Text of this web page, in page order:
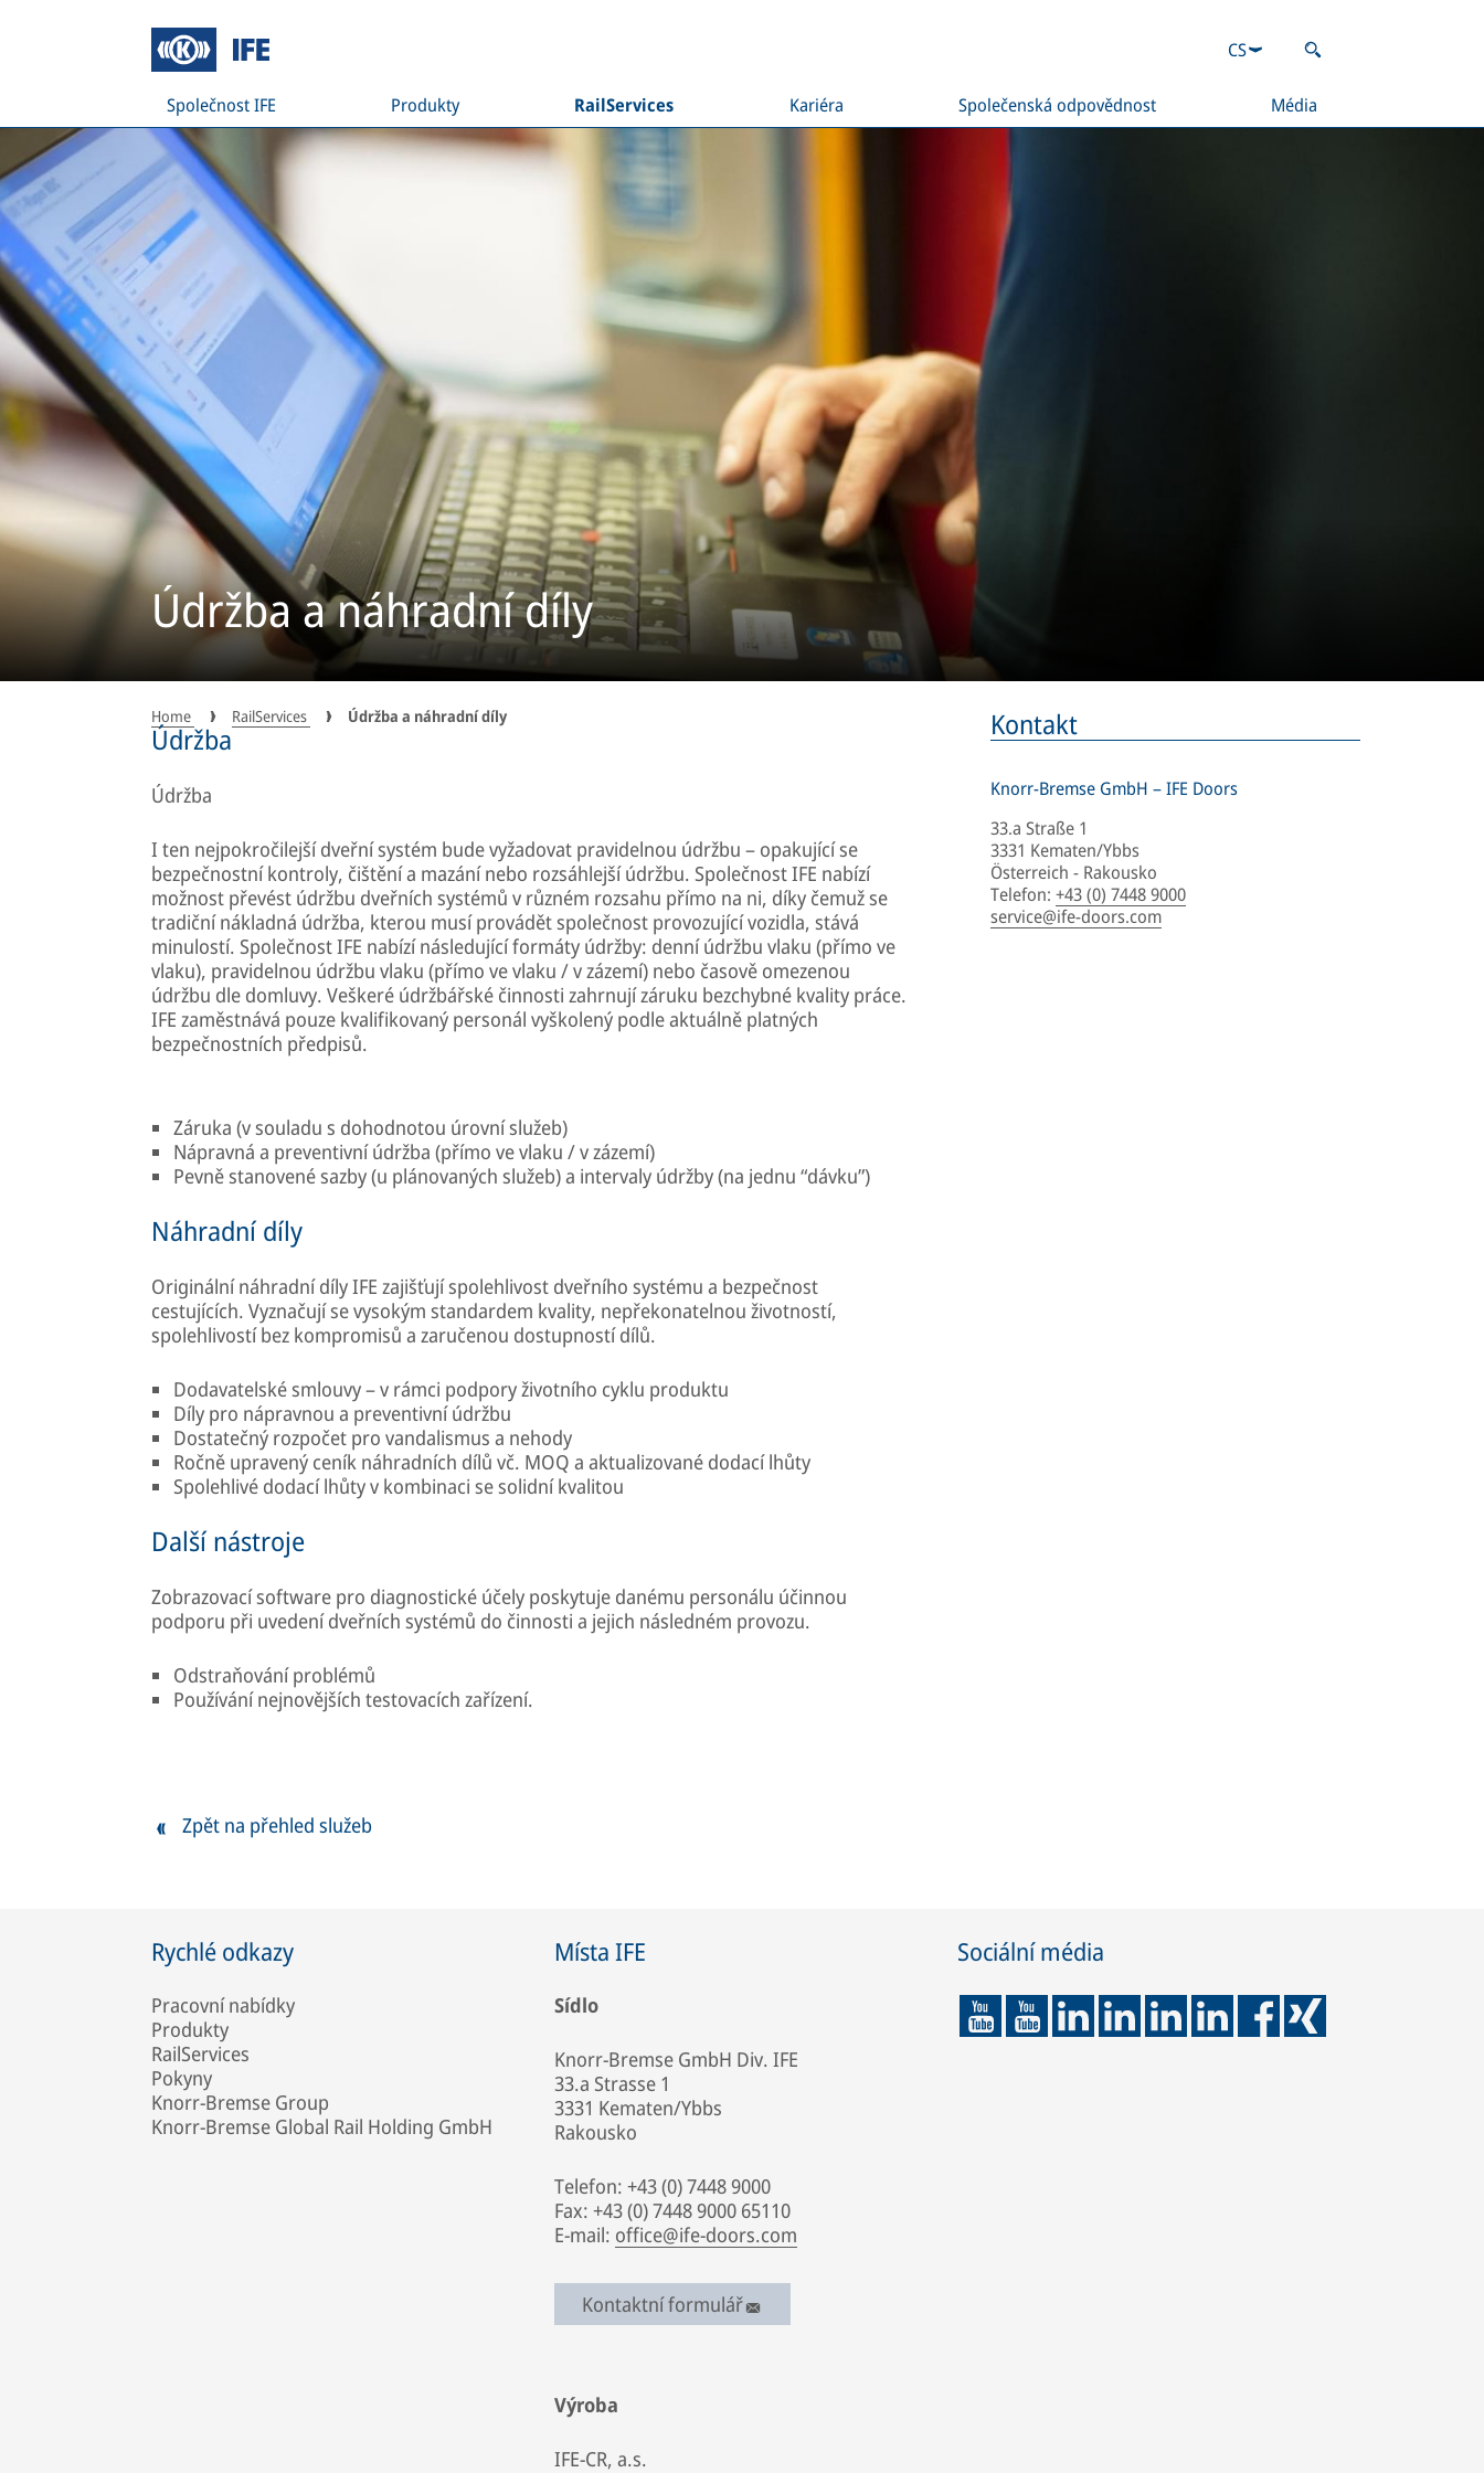
Společnost IFE Produkty RailServices Kariéra Společenská odpovědnost Média
CS
Údržba a náhradní díly
Home RailServices Údržba a náhradní díly
Údržba
Údržba
I ten nejpokročilejší dveřní systém bude vyžadovat pravidelnou údržbu – opakující se
bezpečnostní kontroly, čištění a mazání nebo rozsáhlejší údržbu. Společnost IFE nabízí
možnost převést údržbu dveřních systémů v různém rozsahu přímo na ni, díky čemuž se
tradiční nákladná údržba, kterou musí provádět společnost provozující vozidla, stává
minulostí. Společnost IFE nabízí následující formáty údržby: denní údržbu vlaku (přímo ve
vlaku), pravidelnou údržbu vlaku (přímo ve vlaku / v zázemí) nebo časově omezenou
údržbu dle domluvy. Veškeré údržbářské činnosti zahrnují záruku bezchybné kvality práce.
IFE zaměstnává pouze kvalifikovaný personál vyškolený podle aktuálně platných
bezpečnostních předpisů.
Záruka (v souladu s dohodnotou úrovní služeb)
Nápravná a preventivní údržba (přímo ve vlaku / v zázemí)
Pevně stanovené sazby (u plánovaných služeb) a intervaly údržby (na jednu “dávku”)
Náhradní díly
Originální náhradní díly IFE zajišťují spolehlivost dveřního systému a bezpečnost
cestujících. Vyznačují se vysokým standardem kvality, nepřekonatelnou životností,
spolehlivostí bez kompromisů a zaručenou dostupností dílů.
Dodavatelské smlouvy – v rámci podpory životního cyklu produktu
Díly pro nápravnou a preventivní údržbu
Dostatečný rozpočet pro vandalismus a nehody
Ročně upravený ceník náhradních dílů vč. MOQ a aktualizované dodací lhůty
Spolehlivé dodací lhůty v kombinaci se solidní kvalitou
Další nástroje
Zobrazovací software pro diagnostické účely poskytuje danému personálu účinnou
podporu při uvedení dveřních systémů do činnosti a jejich následném provozu.
Odstraňování problémů
Používání nejnovějších testovacích zařízení.
Kontakt
Knorr-Bremse GmbH – IFE Doors
33.a Straße 1
3331 Kematen/Ybbs
Österreich - Rakousko
Telefon: +43 (0) 7448 9000
service@ife-doors.com
Zpět na přehled služeb
Rychlé odkazy
Pracovní nabídky
Produkty
RailServices
Pokyny
Knorr-Bremse Group
Knorr-Bremse Global Rail Holding GmbH
Místa IFE
Sídlo
Knorr-Bremse GmbH Div. IFE
33.a Strasse 1
3331 Kematen/Ybbs
Rakousko
Telefon: +43 (0) 7448 9000
Fax: +43 (0) 7448 9000 65110
E-mail: office@ife-doors.com
Kontaktní formulář
Výroba
IFE-CR, a.s.
Sociální média